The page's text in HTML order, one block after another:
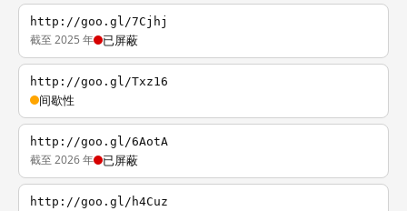
http://goo.gl/7Cjhj
截至 2025 年 已屏蔽
http://goo.gl/Txz16
间歇性
http://goo.gl/6AotA
截至 2026 年 已屏蔽
http://goo.gl/h4Cuz